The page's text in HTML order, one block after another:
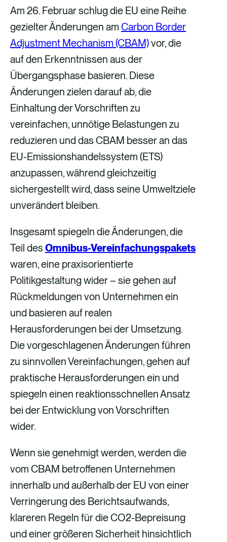
l
e
n
ü
b
e
r
L
i
n
k
e
i
n
e
r
F
a
c
e
b
o
o
k
t
e
i
e
n
i
l
e
n
ü
b
e
r
X
i
l
e
n
p
e
r
E
-
M
a
i
l
Am 26. Februar schlug die EU eine Reihe
gezielter Änderungen am Carbon Border
Adjustment Mechanism (CBAM)vor, die
auf den Erkenntnissen aus der
Übergangsphase basieren. Diese
Änderungen zielen darauf ab, die
Einhaltung der Vorschriften zu
vereinfachen, unnötige Belastungen zu
reduzieren und das CBAM besser an das
EU-Emissionshandelssystem (ETS)
anzupassen, während gleichzeitig
sichergestellt wird, dass seine Umweltziele
unverändert bleiben.
Insgesamt spiegeln die Änderungen, die
Teil des Omnibus-Vereinfachungspakets
waren, eine praxisorientierte
Politikgestaltung wider – sie gehen auf
Rückmeldungen von Unternehmen ein
und basieren auf realen
Herausforderungen bei der Umsetzung.
Die vorgeschlagenen Änderungen führen
zu sinnvollen Vereinfachungen, gehen auf
praktische Herausforderungen ein und
spiegeln einen reaktionsschnellen Ansatz
bei der Entwicklung von Vorschriften
wider.
Wenn sie genehmigt werden, werden die
vom CBAM betroffenen Unternehmen
innerhalb und außerhalb der EU von einer
Verringerung des Berichtsaufwands,
klareren Regeln für die CO2-Bepreisung
und einer größeren Sicherheit hinsichtlich